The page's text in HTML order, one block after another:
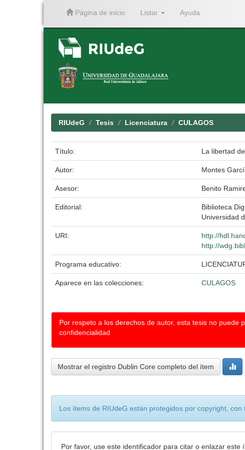
Página de inicio Listar Ayuda
RIUdeG Tesis Licenciatura CULAGOS
Título: La libertad
Autor: Montes
Asesor: Benito
Editorial:
Biblioteca
Universidad
URI:
http://
http://
Programa educativo:
Aparece en las colecciones: CULAGOS
Por respeto a los derechos de autor, esta tesis no
confidencialidad
Mostrar el registro Dublin Core completo del ítem
Los ítems de RIUdeG están protegidos por copyright,
Por favor, use este identificador para citar o enlazar este